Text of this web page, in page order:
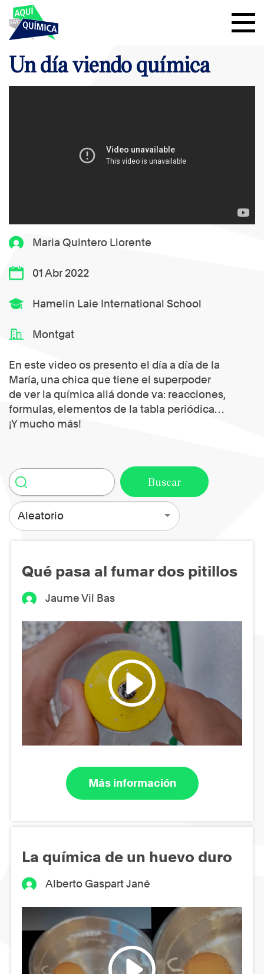
Maria Quintero Llorente
01 Abr 2022
Hamelin Laie International School
Montgat
En este video os presento el día a día de la
María, una chica que tiene el superpoder
de ver la química allá donde va: reacciones,
formulas, elementos de la tabla periódica…
¡Y mucho más!
Un día viendo química
Aleatorio
Qué pasa al fumar dos pitillos
Jaume Vil Bas
Más información
La química de un huevo duro
Alberto Gaspart Jané